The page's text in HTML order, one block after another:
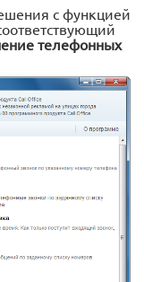
с функцией
телефонных